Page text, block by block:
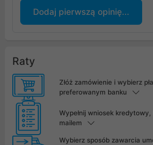
Dodaj pierwszą opinię...
Raty
Złóż zamówienie i wybierz
preferowanym banku
Wypełnij wniosek
mailem
Wybierz sposób zawarcia